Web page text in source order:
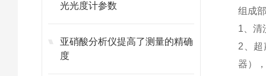
光光度计参数
亚硝酸分析仪提高了测量的精确
度
组成
1、清
2、超
器）